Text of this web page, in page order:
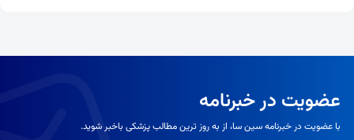
عضویت در خبرنامه
با عضویت در خبرنامه سین سا، از به روز ترین مطالب پزشکی باخبر شوید.